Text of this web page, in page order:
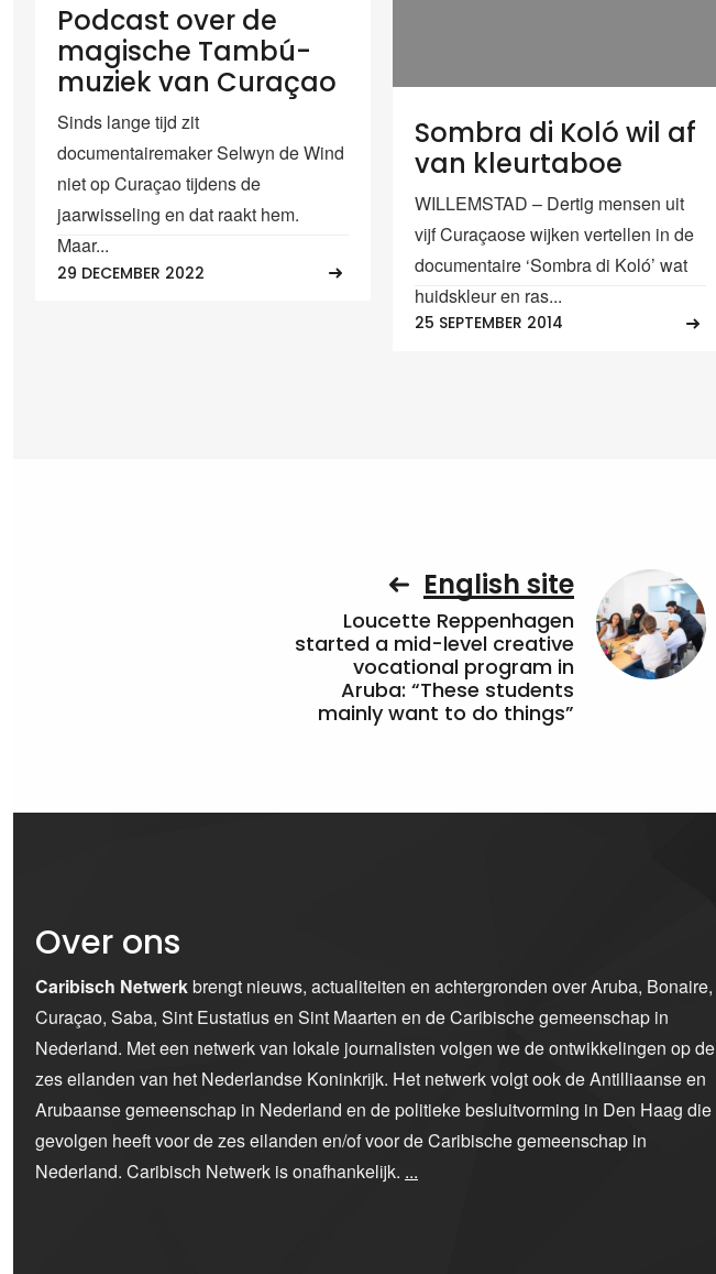
Podcast over de
magische Tambú-
muziek van Curaçao
Sinds lange tijd zit
documentairemaker Selwyn de Wind
niet op Curaçao tijdens de
jaarwisseling en dat raakt hem.
Maar...
29 DECEMBER 2022
Sombra di Koló wil af
van kleurtaboe
WILLEMSTAD – Dertig mensen uit
vijf Curaçaose wijken vertellen in de
documentaire ‘Sombra di Koló’ wat
huidskleur en ras...
25 SEPTEMBER 2014
English site
Loucette Reppenhagen
started a mid-level creative
vocational program in
Aruba: “These students
mainly want to do things”
Over ons
Caribisch Netwerkbrengt nieuws, actualiteiten en achtergronden over Aruba, Bonaire,
Curaçao, Saba, Sint Eustatius en Sint Maarten en de Caribische gemeenschap in
Nederland. Met een netwerk van lokale journalisten volgen we de ontwikkelingen op de
zes eilanden van het Nederlandse Koninkrijk. Het netwerk volgt ook de Antilliaanse en
Arubaanse gemeenschap in Nederland en de politieke besluitvorming in Den Haag die
gevolgen heeft voor de zes eilanden en/of voor de Caribische gemeenschap in
Nederland. Caribisch Netwerk is onafhankelijk. ...